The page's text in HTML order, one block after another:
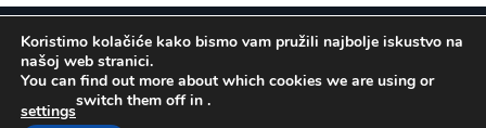
OSATINA GRUPA d.o.o. 2026
. Configured
byINFOS Osijek. Sva prava pridržana.
Koristimo kolačiće kako bismo vam pružili najbolje iskustvo na
našoj web stranici.
You can find out more about which cookies we are using or
switch them off in
settings
.